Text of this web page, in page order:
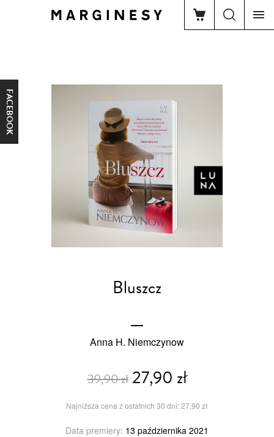
FACEBOOK
Bluszcz
Anna H. Niemczynow
39,90 zł27,90 zł
Najniższa cena z ostatnich 30 dni: 27,90 zł
Data premiery: 13 października 2021